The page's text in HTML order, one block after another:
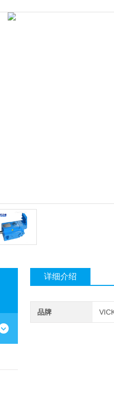
详细介绍
品牌